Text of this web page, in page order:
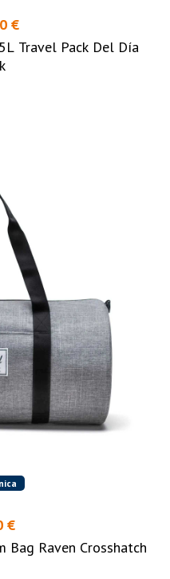
€
Travel Pack Del Día
€
Bag Raven Crosshatch